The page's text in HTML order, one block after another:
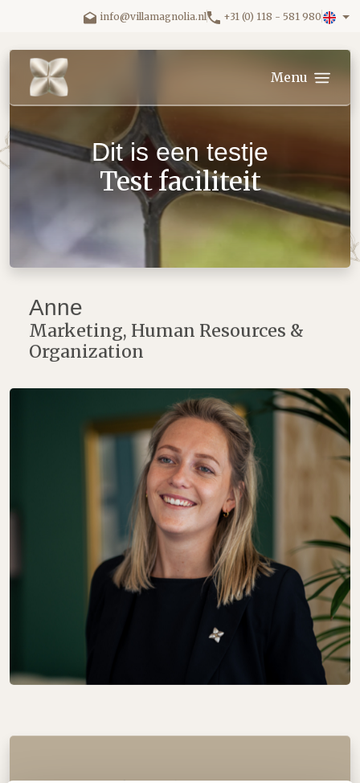
Skip to main content.info@villamagnolia.nl +31 (0) 118 - 581 980
Villa Magnolia logo Menu
Dit is een testje
Test faciliteit
Anne
Marketing, Human Resources &
Organization